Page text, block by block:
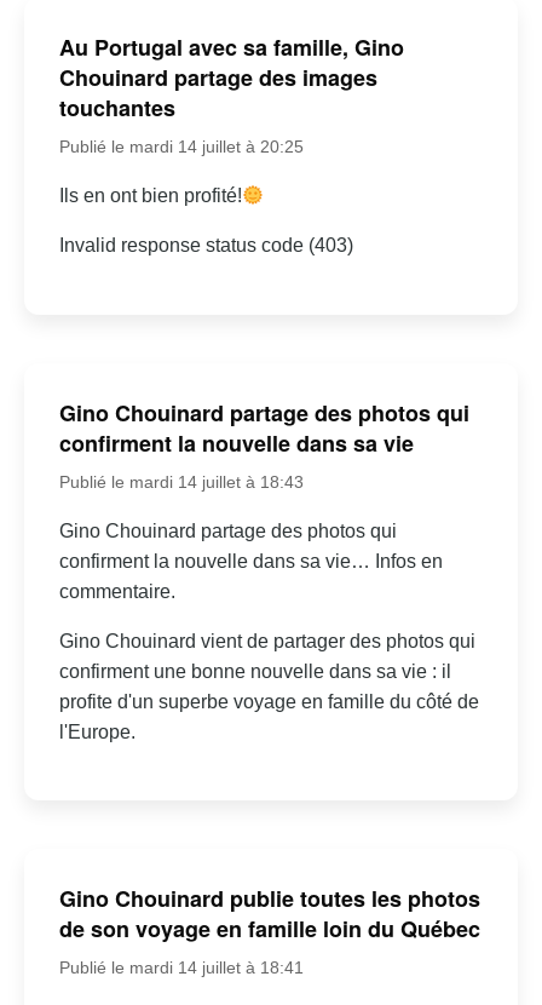
Au Portugal avec sa famille, Gino
Chouinard partage des images
touchantes
Publié le mardi 14 juillet à 20:25
Ils en ont bien profité!
Invalid response status code (403)
Gino Chouinard partage des photos qui
confirment la nouvelle dans sa vie
Publié le mardi 14 juillet à 18:43
Gino Chouinard partage des photos qui
confirment la nouvelle dans sa vie… Infos en
commentaire.
Gino Chouinard vient de partager des photos qui
confirment une bonne nouvelle dans sa vie : il
profite d'un superbe voyage en famille du côté de
l'Europe.
Gino Chouinard publie toutes les photos
de son voyage en famille loin du Québec
Publié le mardi 14 juillet à 18:41